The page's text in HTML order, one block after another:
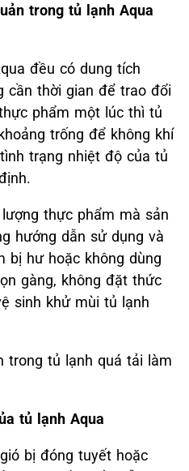
trong tủ lạnh Aqua
đều có dung tích
cần thời gian để trao đổi
phẩm một lúc thì tủ
trống để không khí
trạng nhiệt độ của tủ
lượng thực phẩm mà sản
hướng dẫn sử dụng và
bị hư hoặc không dùng
gàng, không đặt thức
sinh khử mùi tủ lạnh
trong tủ lạnh quá tải làm
tủ lạnh Aqua
bị đóng tuyết hoặc